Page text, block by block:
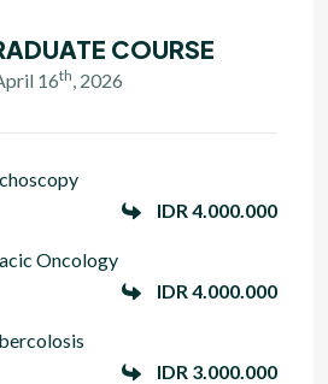
COURSE
16th, 2026
IDR 4.000.000
Oncology
IDR 4.000.000
IDR 3.000.000